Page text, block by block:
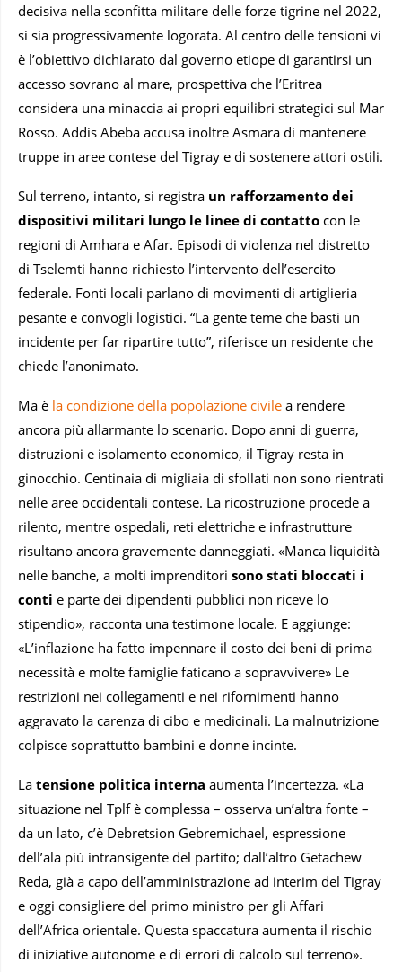
decisiva nella sconfitta militare delle forze tigrine nel 2022,
si sia progressivamente logorata. Al centro delle tensioni vi
è l’obiettivo dichiarato dal governo etiope di garantirsi un
accesso sovrano al mare, prospettiva che l’Eritrea
considera una minaccia ai propri equilibri strategici sul Mar
Rosso. Addis Abeba accusa inoltre Asmara di mantenere
truppe in aree contese del Tigray e di sostenere attori ostili.
Sul terreno, intanto, si registra un rafforzamento dei
dispositivi militari lungo le linee di contatto con le
regioni di Amhara e Afar. Episodi di violenza nel distretto
di Tselemti hanno richiesto l’intervento dell’esercito
federale. Fonti locali parlano di movimenti di artiglieria
pesante e convogli logistici. “La gente teme che basti un
incidente per far ripartire tutto”, riferisce un residente che
chiede l’anonimato.
Ma è la condizione della popolazione civile a rendere
ancora più allarmante lo scenario. Dopo anni di guerra,
distruzioni e isolamento economico, il Tigray resta in
ginocchio. Centinaia di migliaia di sfollati non sono rientrati
nelle aree occidentali contese. La ricostruzione procede a
rilento, mentre ospedali, reti elettriche e infrastrutture
risultano ancora gravemente danneggiati. «Manca liquidità
nelle banche, a molti imprenditori sono stati bloccati i
conti e parte dei dipendenti pubblici non riceve lo
stipendio», racconta una testimone locale. E aggiunge:
«L’inflazione ha fatto impennare il costo dei beni di prima
necessità e molte famiglie faticano a sopravvivere» Le
restrizioni nei collegamenti e nei rifornimenti hanno
aggravato la carenza di cibo e medicinali. La malnutrizione
colpisce soprattutto bambini e donne incinte.
La tensione politica interna aumenta l’incertezza. «La
situazione nel Tplf è complessa – osserva un’altra fonte –
da un lato, c’è Debretsion Gebremichael, espressione
dell’ala più intransigente del partito; dall’altro Getachew
Reda, già a capo dell’amministrazione ad interim del Tigray
e oggi consigliere del primo ministro per gli Affari
dell’Africa orientale. Questa spaccatura aumenta il rischio
di iniziative autonome e di errori di calcolo sul terreno».